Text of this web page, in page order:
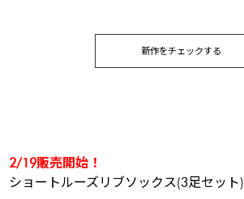
新作をチェックする
2/19販売開始！
ショートルーズリブソックス(3足セット)